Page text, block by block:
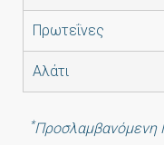
Πρωτεΐνες
Αλάτι
*Προσλαμβανόμενη